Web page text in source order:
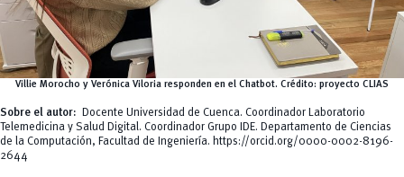
Villie Morocho y Verónica Viloria responden en el Chatbot. Crédito: proyecto CLIAS
Sobre el autor: Docente Universidad de Cuenca. Coordinador Laboratorio
Telemedicina y Salud Digital. Coordinador Grupo IDE. Departamento de Ciencias
de la Computación, Facultad de Ingeniería. https://orcid.org/0000-0002-8196-
2644